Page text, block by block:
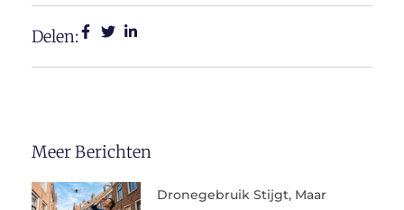
Delen:
Meer Berichten
Dronegebruik Stijgt, Maar